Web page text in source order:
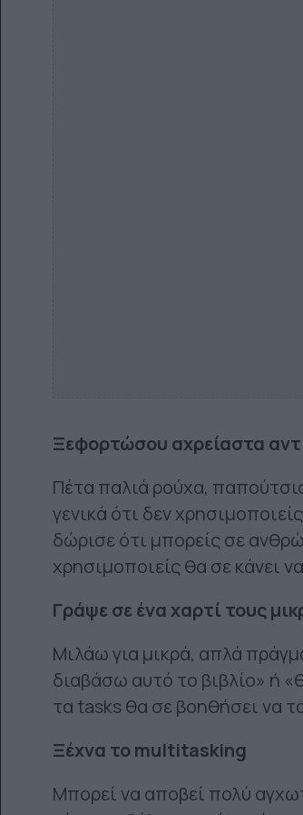
Ξεφορτώσου αχρείαστα
Πέτα παλιά ρούχα,
γενικά ότι δεν
δώρισε ότι μπορείς σε
χρησιμοποιείς θα σε κάνει
Γράψε σε ένα χαρτί τους
Μιλάω για μικρά, απλά
διαβάσω αυτό το βιβλίο» ή
τα tasks θα σε βοηθήσει να
Ξέχνα τοmultitasking
Μπορεί να αποβεί πολύ